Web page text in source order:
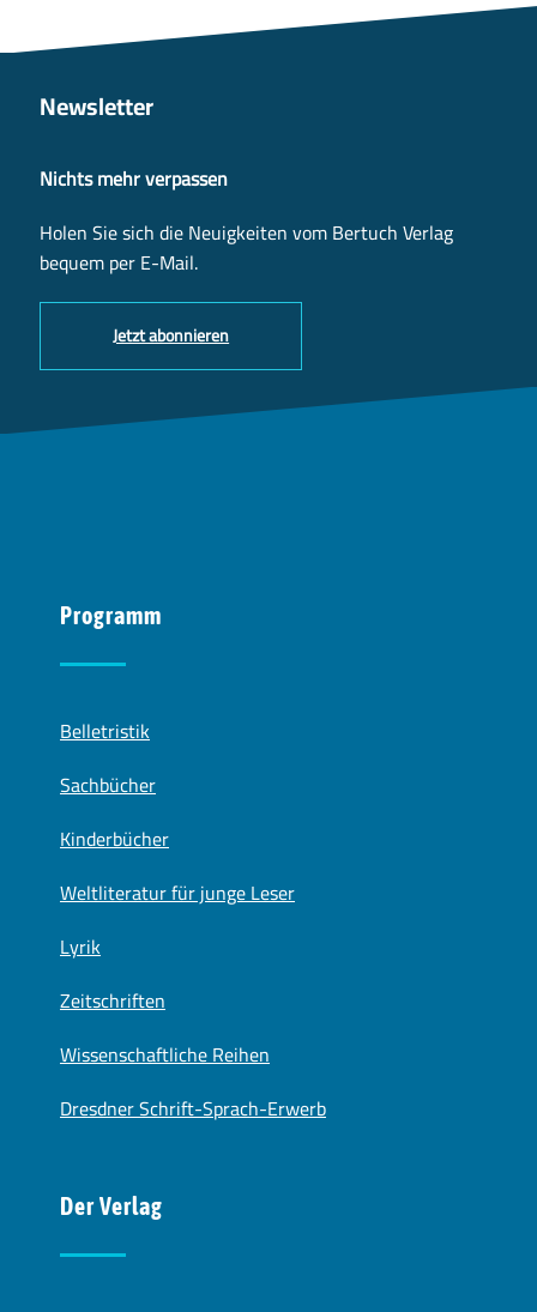
Newsletter
Nichts mehr verpassen
Holen Sie sich die Neuigkeiten vom Bertuch Verlag
bequem per E-Mail.
Jetzt abonnieren
Programm
Belletristik
Sachbücher
Kinderbücher
Weltliteratur für junge Leser
Lyrik
Zeitschriften
Wissenschaftliche Reihen
Dresdner Schrift-Sprach-Erwerb
Der Verlag